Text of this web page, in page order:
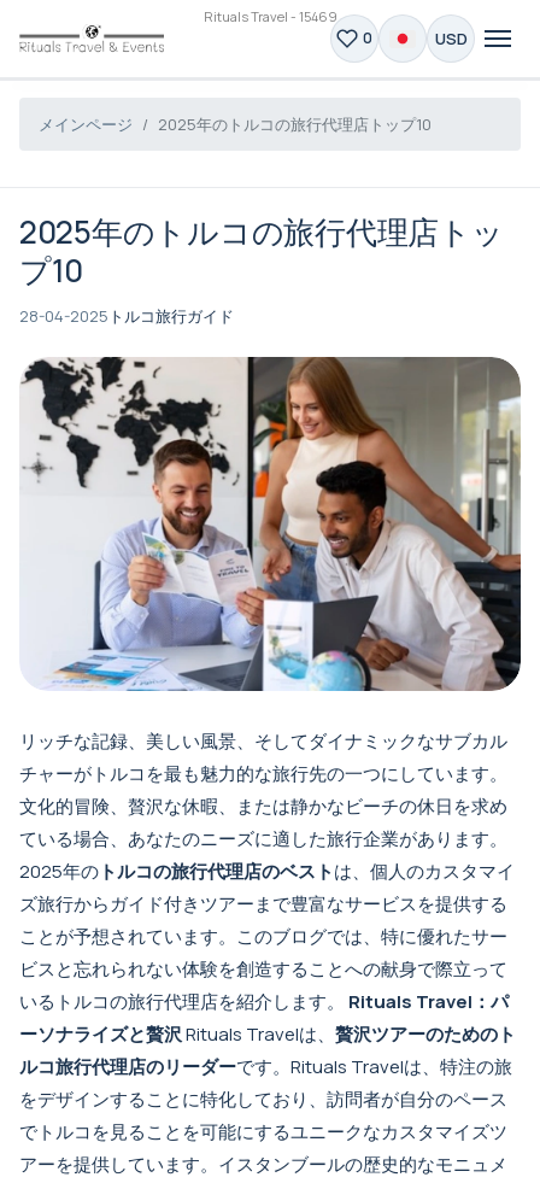
Rituals Travel - 15469
0 USD
メインページ 2025年のトルコの旅行代理店トップ10
2025年のトルコの旅行代理店トッ
プ10
28-04-2025 トルコ旅行ガイド
リッチな記録、美しい風景、そしてダイナミックなサブカル
チャーがトルコを最も魅力的な旅行先の一つにしています。
文化的冒険、贅沢な休暇、または静かなビーチの休日を求め
ている場合、あなたのニーズに適した旅行企業があります。
2025年の トルコの旅行代理店のベストは、個人のカスタマイ
ズ旅行からガイド付きツアーまで豊富なサービスを提供する
ことが予想されています。このブログでは、特に優れたサー
ビスと忘れられない体験を創造することへの献身で際立って
いるトルコの旅行代理店を紹介します。 Rituals Travel：パ
ーソナライズと贅沢Rituals Travelは、 贅沢ツアーのためのト
ルコ旅行代理店のリーダーです。Rituals Travelは、特注の旅
をデザインすることに特化しており、訪問者が自分のペース
でトルコを見ることを可能にするユニークなカスタマイズツ
アーを提供しています。イスタンブールの歴史的なモニュメ